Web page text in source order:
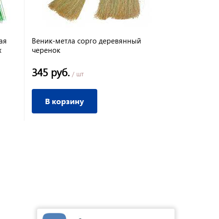
Веник-метла сорго деревянный
черенок
345 руб. / шт
В корзину